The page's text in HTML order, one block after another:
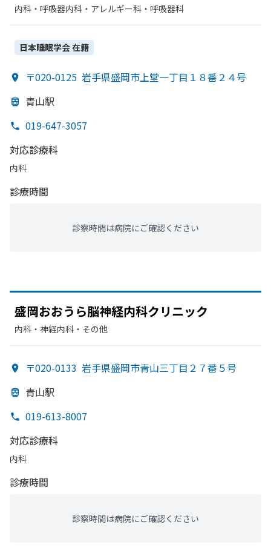
内科・​呼吸器内科・​アレルギー科・​呼吸器科
日本睡眠学会在籍
〒020-0125 岩手県盛岡市上堂一丁目１８番２４号
青山駅
019-647-3057
対応診療科
内科
診療時間
診察時間は病院にご確認ください
盛岡おおうら脳神経内科クリニック
内科・​神経内科・​その他
〒020-0133 岩手県盛岡市青山三丁目２７番５号
青山駅
019-613-8007
対応診療科
内科
診療時間
診察時間は病院にご確認ください